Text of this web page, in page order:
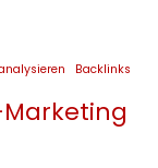
Backlinks